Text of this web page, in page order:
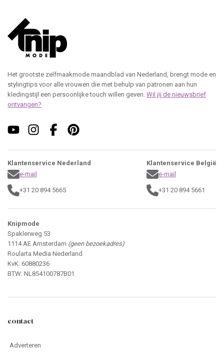
Het grootste zelfmaakmode maandblad van Nederland, brengt mode en
stylingtips voor alle vrouwen die met behulp van patronen aan hun
kledingstijl een persoonlijke touch willen geven. Wil jij de nieuwsbrief
ontvangen?
Klantenservice Nederland
e-mail
+31 20 894 5665
Klantenservice België
e-mail
+31 20 894 5661
Knipmode
Spaklerweg 53
1114 AE Amsterdam (geen bezoekadres)
Roularta Media Nederland
KvK: 60880236
BTW: NL854100787B01
contact
Adverteren